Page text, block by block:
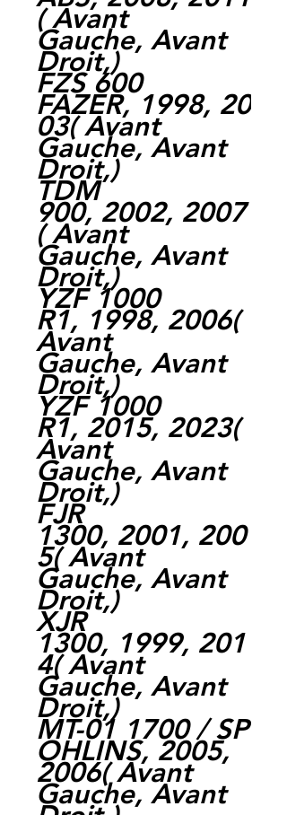
( Avant
Gauche, Avant
Droit,)
FZS 600
FAZER, 1998, 20
03( Avant
Gauche, Avant
Droit,)
TDM
900, 2002, 2007
( Avant
Gauche, Avant
Droit,)
YZF 1000
R1, 1998, 2006(
Avant
Gauche, Avant
Droit,)
YZF 1000
R1, 2015, 2023(
Avant
Gauche, Avant
Droit,)
FJR
1300, 2001, 200
5( Avant
Gauche, Avant
Droit,)
XJR
1300, 1999, 201
4( Avant
Gauche, Avant
Droit,)
MT-01 1700 / SP
OHLINS, 2005,
2006( Avant
Gauche, Avant